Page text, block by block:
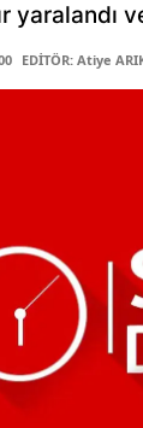
yaralandı
EDİTÖR: Atiye